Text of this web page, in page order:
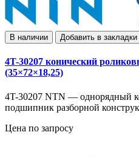
В наличии Добавить в закладки
4T-30207 конический
(35×72×18,25)
4T-30207 NTN — однорядный
подшипник разборной
Цена по запросу